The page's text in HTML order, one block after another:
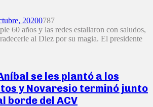
20200787
60 años y las redes estallaron con saludos,
al Diez por su magia. El presidente
se les plantó a los
y Novaresio terminó junto
borde del ACV